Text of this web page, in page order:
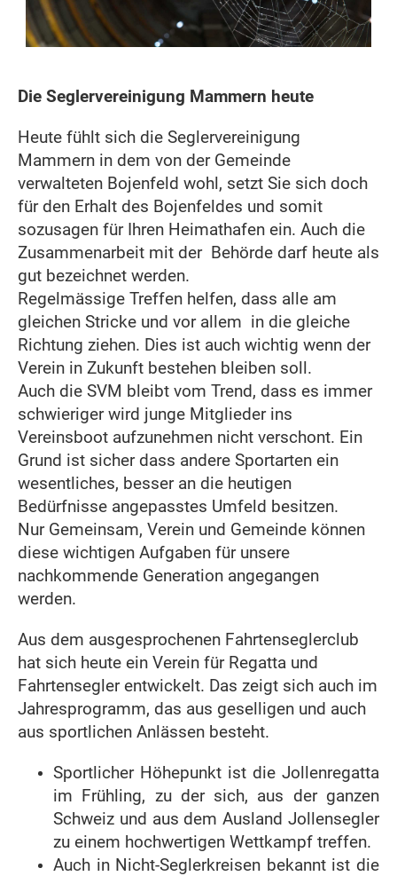
Die Seglervereinigung Mammern heute
Heute fühlt sich die Seglervereinigung
Mammern in dem von der Gemeinde
verwalteten Bojenfeld wohl, setzt Sie sich doch
für den Erhalt des Bojenfeldes und somit
sozusagen für Ihren Heimathafen ein. Auch die
Zusammenarbeit mit der Behörde darf heute als
gut bezeichnet werden.
Regelmässige Treffen helfen, dass alle am
gleichen Stricke und vor allem in die gleiche
Richtung ziehen. Dies ist auch wichtig wenn der
Verein in Zukunft bestehen bleiben soll.
Auch die SVM bleibt vom Trend, dass es immer
schwieriger wird junge Mitglieder ins
Vereinsboot aufzunehmen nicht verschont. Ein
Grund ist sicher dass andere Sportarten ein
wesentliches, besser an die heutigen
Bedürfnisse angepasstes Umfeld besitzen.
Nur Gemeinsam, Verein und Gemeinde können
diese wichtigen Aufgaben für unsere
nachkommende Generation angegangen
werden.
Aus dem ausgesprochenen Fahrtenseglerclub
hat sich heute ein Verein für Regatta und
Fahrtensegler entwickelt. Das zeigt sich auch im
Jahresprogramm, das aus geselligen und auch
aus sportlichen Anlässen besteht.
Sportlicher Höhepunkt ist die Jollenregatta
im Frühling, zu der sich, aus der ganzen
Schweiz und aus dem Ausland Jollensegler
zu einem hochwertigen Wettkampf treffen.
Auch in Nicht-Seglerkreisen bekannt ist die